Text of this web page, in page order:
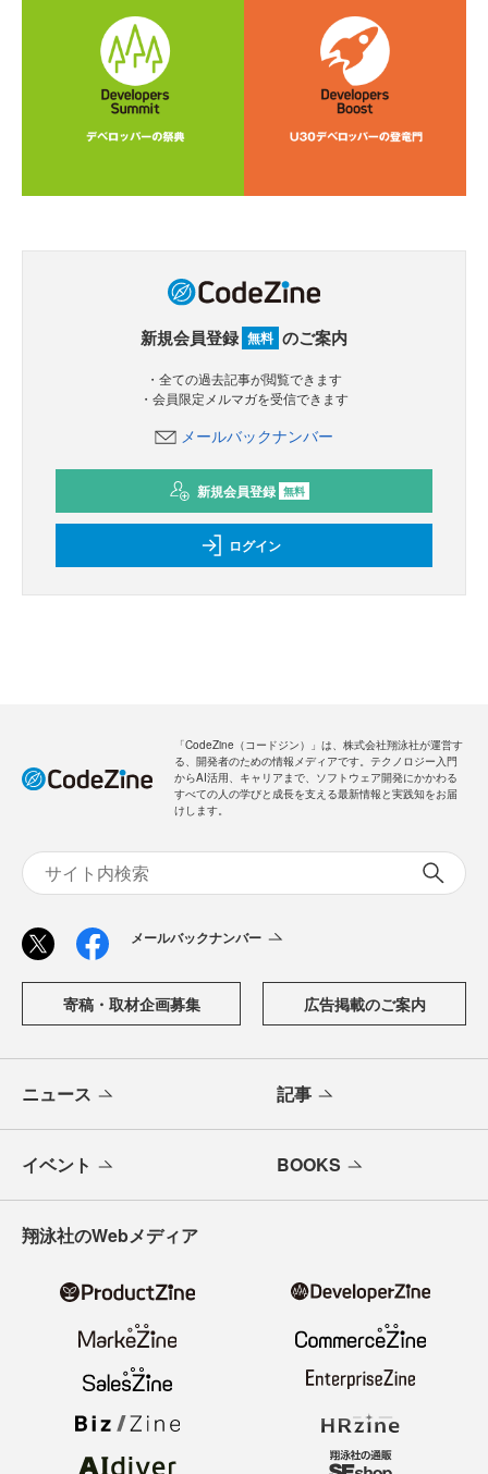
新規会員登録 無料 のご案内
・全ての過去記事が閲覧できます
・会員限定メルマガを受信できます
メールバックナンバー
新規会員登録 無料
ログイン
「CodeZine（コードジン）」は、株式会社翔泳社が運営す
る、開発者のための情報メディアです。テクノロジー入門
からAI活用、キャリアまで、ソフトウェア開発にかかわる
すべての人の学びと成長を支える最新情報と実践知をお届
けします。
メールバックナンバー
寄稿・取材企画募集 広告掲載のご案内
ニュース 記事
イベント BOOKS
翔泳社のWebメディア